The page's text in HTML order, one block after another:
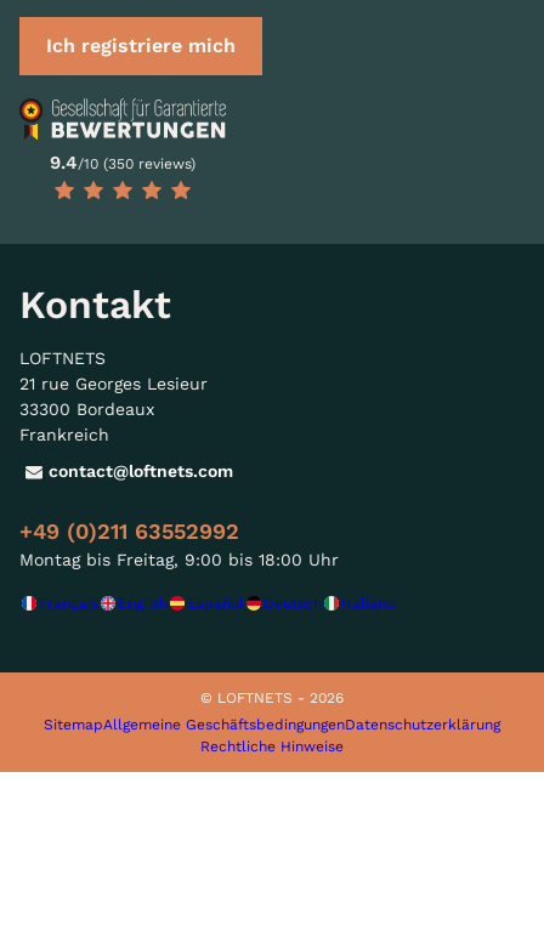
Ich registriere mich
9.4/10 (350 reviews)
Kontakt
LOFTNETS
21 rue Georges Lesieur
33300 Bordeaux
Frankreich
contact@loftnets.com
+49 (0)211 63552992
Montag bis Freitag, 9:00 bis 18:00 Uhr
Français English Español Deutsch Italiano
© LOFTNETS - 2026
SitemapAllgemeine GeschäftsbedingungenDatenschutzerklärung
Rechtliche Hinweise